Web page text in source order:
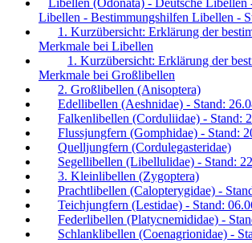
Libellen - Bestimmungshilfen Libellen -
1. Kurzübersicht: Erklärung der
Merkmale bei Libellen
1. Kurzübersicht: Erklärung der
Merkmale bei Großlibellen
2. Großlibellen (Anisoptera)
Edellibellen (Aeshnidae) - Stand:
Falkenlibellen (Corduliidae) - Stand:
Flussjungfern (Gomphidae) - Stand:
Quelljungfern (Cordulegasteridae)
Segellibellen (Libellulidae) - Stand:
3. Kleinlibellen (Zygoptera)
Prachtlibellen (Calopterygidae) -
Teichjungfern (Lestidae) - Stand:
Federlibellen (Platycnemididae) -
Schlanklibellen (Coenagrionidae) -